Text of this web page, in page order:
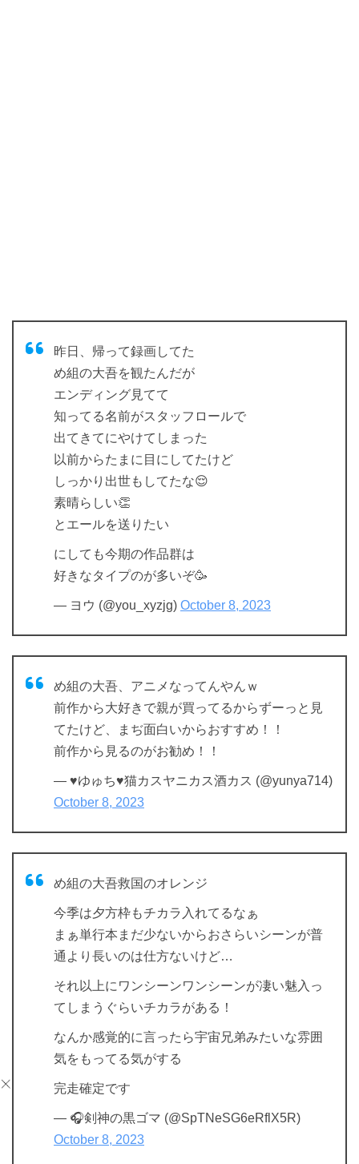
昨日、帰って録画してた
め組の大吾を観たんだが
エンディング見てて
知ってる名前がスタッフロールで
出てきてにやけてしまった
以前からたまに目にしてたけど
しっかり出世もしてたな😌
素晴らしい👏
とエールを送りたい
にしても今期の作品群は
好きなタイプのが多いぞ🥳
— ヨウ (@you_xyzjg) October 8, 2023
め組の大吾、アニメなってんやんｗ
前作から大好きで親が買ってるからずーっと見
てたけど、まぢ面白いからおすすめ！！
前作から見るのがお勧め！！
— ♥ゆゅち♥猫カスヤニカス酒カス (@yunya714)
October 8, 2023
め組の大吾救国のオレンジ
今季は夕方枠もチカラ入れてるなぁ
まぁ単行本まだ少ないからおさらいシーンが普
通より長いのは仕方ないけど…
それ以上にワンシーンワンシーンが凄い魅入っ
てしまうぐらいチカラがある！
なんか感覚的に言ったら宇宙兄弟みたいな雰囲
気をもってる気がする
完走確定です
— 🎧剣神の黒ゴマ (@SpTNeSG6eRflX5R)
October 8, 2023